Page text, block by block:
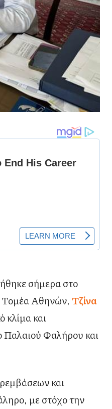
σήμερα στο
Τομέα Αθηνών, Τζίνα
κλίμα και
Παλαιού Φαλήρου και
και
με στόχο την